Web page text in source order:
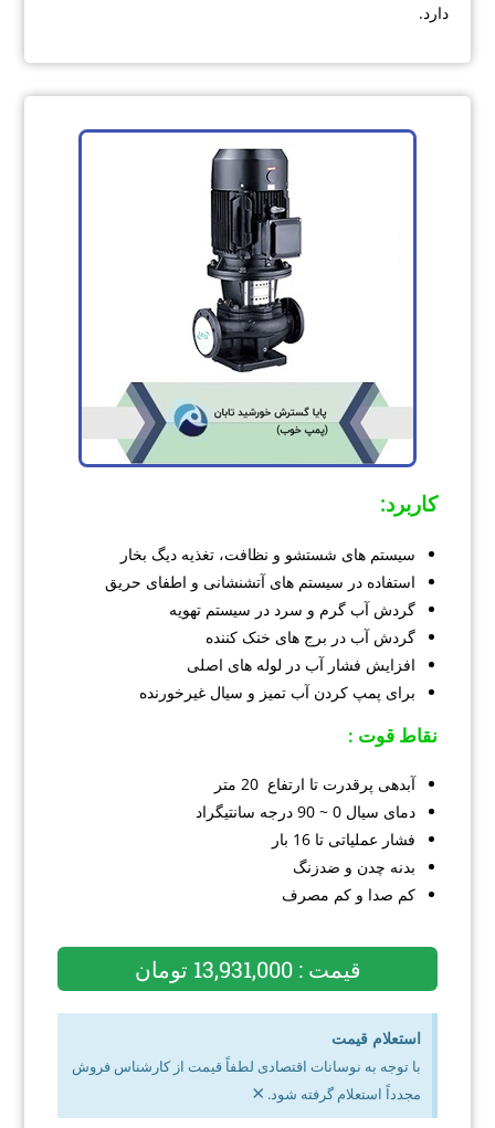
دارد.
کاربرد:
سیستم های شستشو و نظافت، تغذیه دیگ بخار
استفاده در سیستم های آتشنشانی و اطفای حریق
گردش آب گرم و سرد در سیستم تهویه
گردش آب در برج های خنک کننده
افزایش فشار آب در لوله های اصلی
برای پمپ کردن آب تمیز و سیال غیرخورنده
نقاط قوت :
آبدهی پرقدرت تا ارتفاع 20 متر
دمای سیال 0 ~ 90 درجه سانتیگراد
فشار عملیاتی تا 16 بار
بدنه چدن و ضدزنگ
کم صدا و کم مصرف
قیمت : 13,931,000 تومان
استعلام قیمت
با توجه به نوسانات اقتصادی لطفاً قیمت از کارشناس فروش
مجدداً استعلام گرفته شود. ×